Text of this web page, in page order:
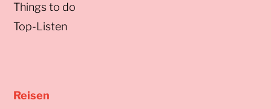
Things to do
Top-Listen
Reisen